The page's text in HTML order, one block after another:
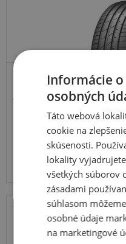
340,71 €
186,40 €
SKLADOM
Na predajni v
Informácie
osobných
Táto webová
cookie na
skúsenosti.
lokality
všetkých súborov
zásadami
súhlasom
osobné údaje
na marketingové